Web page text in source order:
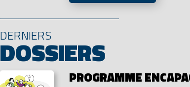
DERNIERS
DOSSIERS
PROGRAMME